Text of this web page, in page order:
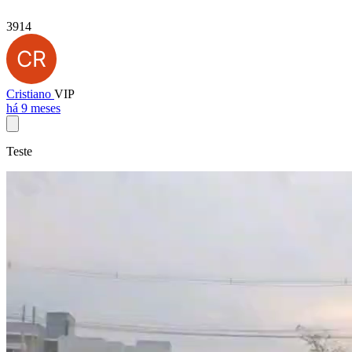
3914
Cristiano VIP
há 9 meses
Teste